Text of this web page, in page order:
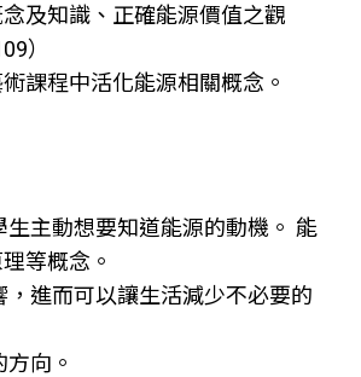
及知識、正確能源價值之觀
）
課程中活化能源相關概念。
主動想要知道能源的動機。 能
等概念。
進而可以讓生活減少不必要的
向。